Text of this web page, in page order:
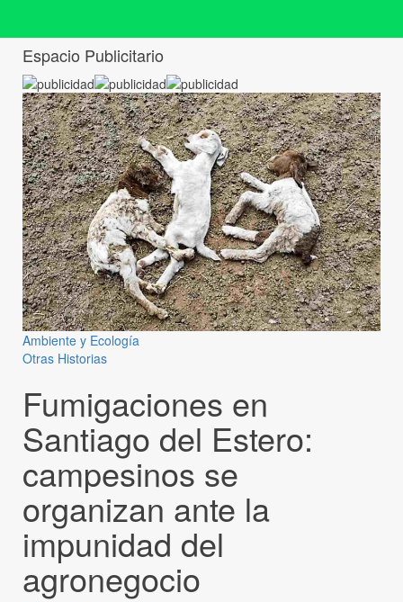
Espacio Publicitario
Ambiente y Ecología
Otras Historias
Fumigaciones en
Santiago del Estero:
campesinos se
organizan ante la
impunidad del
agronegocio